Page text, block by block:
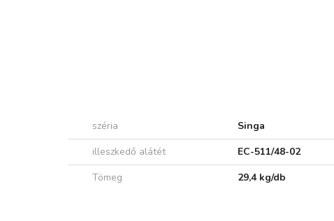
széria Singa
illeszkedő alátét
EC-511/48-02
Tömeg
29,4 kg/db